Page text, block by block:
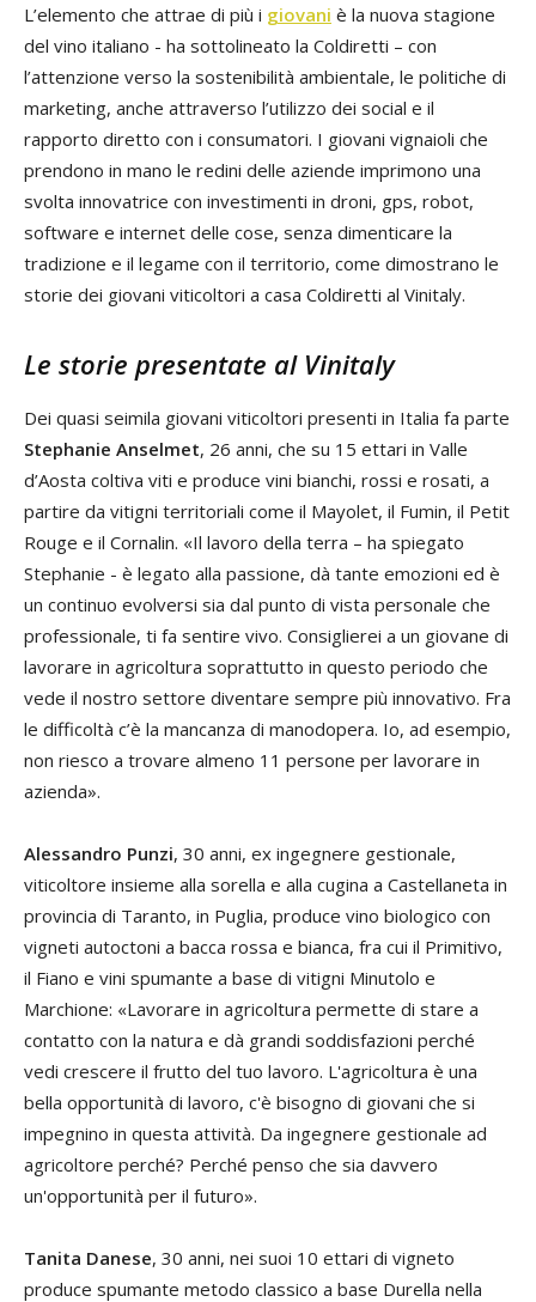
L’elemento che attrae di più i giovani è la nuova stagione
del vino italiano - ha sottolineato la Coldiretti – con
l’attenzione verso la sostenibilità ambientale, le politiche di
marketing, anche attraverso l’utilizzo dei social e il
rapporto diretto con i consumatori. I giovani vignaioli che
prendono in mano le redini delle aziende imprimono una
svolta innovatrice con investimenti in droni, gps, robot,
software e internet delle cose, senza dimenticare la
tradizione e il legame con il territorio, come dimostrano le
storie dei giovani viticoltori a casa Coldiretti al Vinitaly.
Le storie presentate al Vinitaly
Dei quasi seimila giovani viticoltori presenti in Italia fa parte
Stephanie Anselmet, 26 anni, che su 15 ettari in Valle
d’Aosta coltiva viti e produce vini bianchi, rossi e rosati, a
partire da vitigni territoriali come il Mayolet, il Fumin, il Petit
Rouge e il Cornalin. «Il lavoro della terra – ha spiegato
Stephanie - è legato alla passione, dà tante emozioni ed è
un continuo evolversi sia dal punto di vista personale che
professionale, ti fa sentire vivo. Consiglierei a un giovane di
lavorare in agricoltura soprattutto in questo periodo che
vede il nostro settore diventare sempre più innovativo. Fra
le difficoltà c’è la mancanza di manodopera. Io, ad esempio,
non riesco a trovare almeno 11 persone per lavorare in
azienda».
Alessandro Punzi, 30 anni, ex ingegnere gestionale,
viticoltore insieme alla sorella e alla cugina a Castellaneta in
provincia di Taranto, in Puglia, produce vino biologico con
vigneti autoctoni a bacca rossa e bianca, fra cui il Primitivo,
il Fiano e vini spumante a base di vitigni Minutolo e
Marchione: «Lavorare in agricoltura permette di stare a
contatto con la natura e dà grandi soddisfazioni perché
vedi crescere il frutto del tuo lavoro. L'agricoltura è una
bella opportunità di lavoro, c'è bisogno di giovani che si
impegnino in questa attività. Da ingegnere gestionale ad
agricoltore perché? Perché penso che sia davvero
un'opportunità per il futuro».
Tanita Danese, 30 anni, nei suoi 10 ettari di vigneto
produce spumante metodo classico a base Durella nella